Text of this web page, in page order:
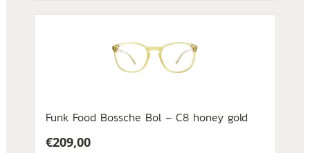
Funk Food Bossche Bol – C8 honey gold
€209,00